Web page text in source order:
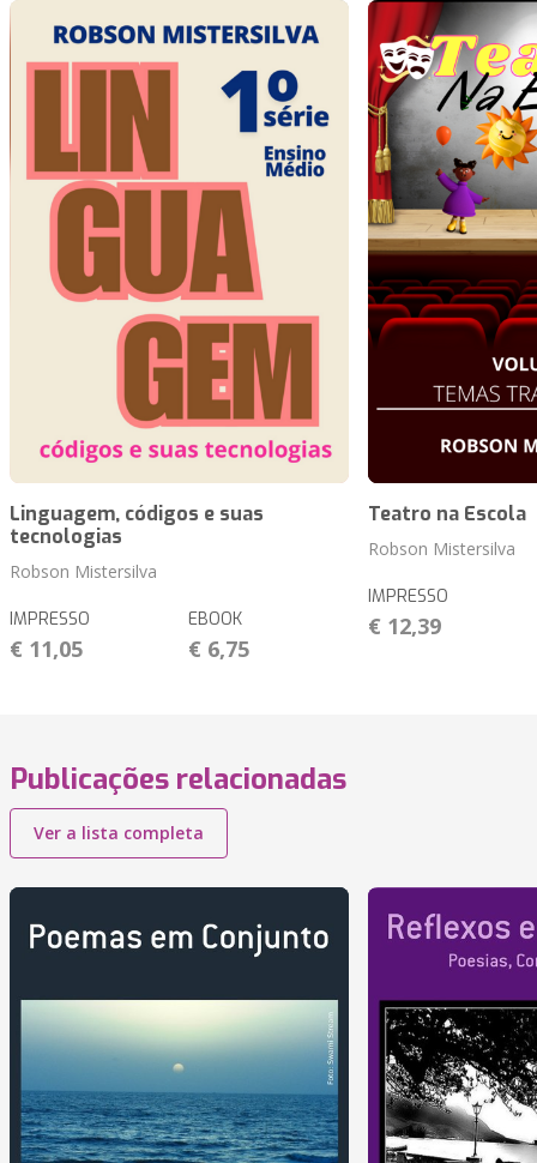
Linguagem, códigos e suas
tecnologias
Robson Mistersilva
IMPRESSO
€ 11,05
EBOOK
€ 6,75
Teatro na Escola
Robson Mistersilva
IMPRESSO
€ 12,39
Publicações relacionadas
Ver a lista completa